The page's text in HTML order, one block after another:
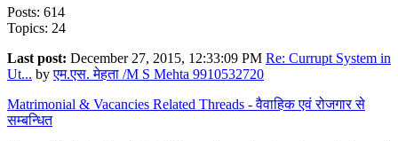
Posts: 614
Topics: 24
Last post: December 27, 2015, 12:33:09 PM Re: Currupt System in
Ut... byएम.एस. मेहता /M S Mehta 9910532720
Matrimonial & Vacancies Related Threads - वैवाहिक एवं रोजगार से
सम्बन्धित